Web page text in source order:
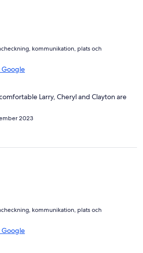
kommunikation, plats och
Google
Larry, Cheryl and Clayton are
2023
kommunikation, plats och
Google